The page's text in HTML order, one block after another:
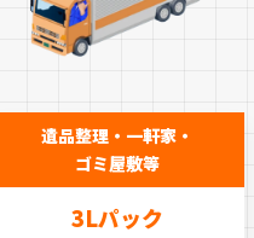
遺品整理・一軒家・
ゴミ屋敷等
3Lパック